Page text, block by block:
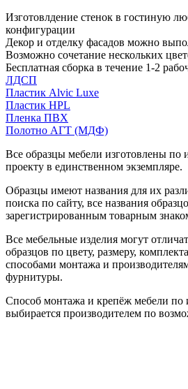
Изготовлдение стенок в гостиную
конфигурации
Декор и отделку фасадов можно
Возможно сочетание нескольких
Бесплатная сборка в течение 1-2
ЛДСП
Пластик Alvic Luxe
Пластик HPL
Пленка ПВХ
Полотно АГТ (МДФ)
Все образцы мебели изготовлены по
проекту в единственном экземпляре.
Образцы имеют названия для их
поиска по сайту, все названия
зарегистрированным товарным
Все мебельные изделия могут
образцов по цвету, размеру,
способами монтажа и
фурнитуры.
Способ монтажа и крепёж мебели по
выбирается производителем по